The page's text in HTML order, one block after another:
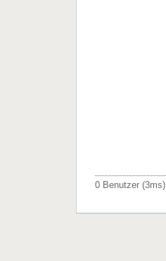
0 Benutzer (3ms)